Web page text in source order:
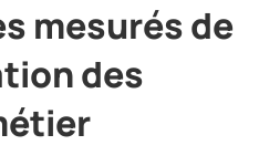
mesurés de
des